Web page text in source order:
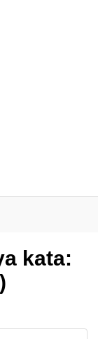
kata: